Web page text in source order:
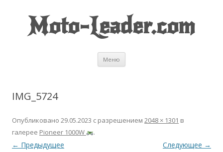
Moto-Leader.com
Меню
IMG_5724
Опубликовано 29.05.2023 с разрешением 2048 × 1301 в
галерее Pioneer 1000W .
← Предыдущее Следующее →